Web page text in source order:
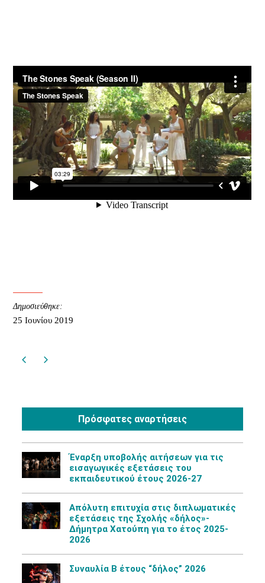
Δημοσιεύθηκε:
25 Ιουνίου 2019
Πρόσφατες αναρτήσεις
Έναρξη υποβολής αιτήσεων για τις
εισαγωγικές εξετάσεις του
εκπαιδευτικού έτους 2026-27
Aπόλυτη επιτυχία στις διπλωματικές
εξετάσεις της Σχολής «δήλος»-
Δήμητρα Χατούπη για το έτος 2025-
2026
Συναυλία Β έτους “δήλος” 2026